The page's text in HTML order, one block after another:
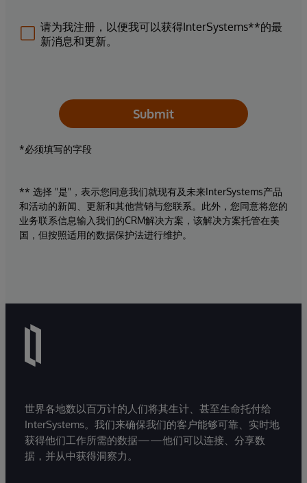
请为我注册，以便我可以获得InterSystems**的最
新消息和更新。
Submit
*必须填写的字段
** 选择 "是"，表示您同意我们就现有及未来InterSystems产品
和活动的新闻、更新和其他营销与您联系。此外，您同意将您的
业务联系信息输入我们的CRM解决方案，该解决方案托管在美
国，但按照适用的数据保护法进行维护。
世界各地数以百万计的人们将其生计、甚至生命托付给
InterSystems。我们来确保我们的客户能够可靠、实时地
获得他们工作所需的数据——他们可以连接、分享数
据，并从中获得洞察力。